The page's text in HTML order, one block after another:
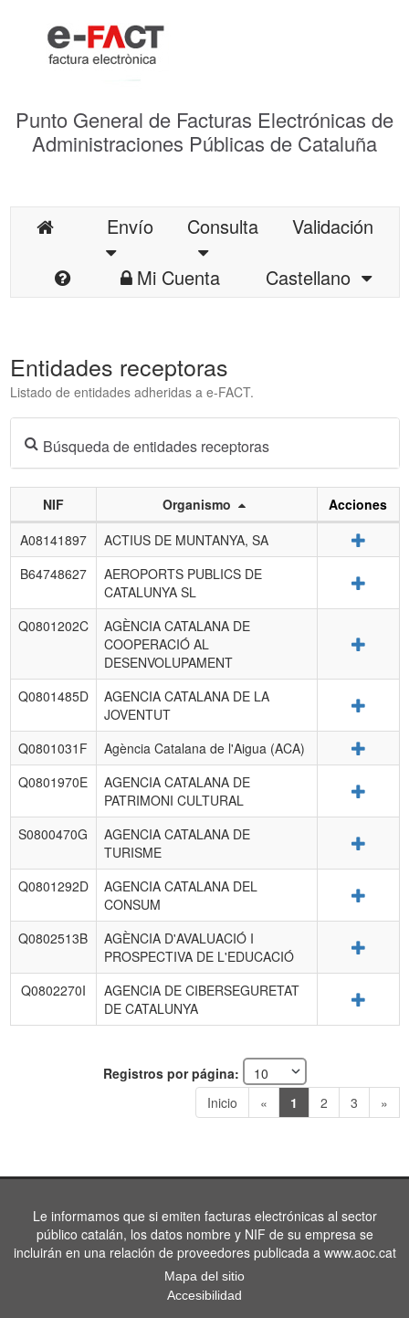
Punto General de Facturas Electrónicas de
Administraciones Públicas de Cataluña
Envío Consulta
Validación
Mi Cuenta
Castellano
Entidades receptoras
Listado de entidades adheridas a e-FACT.
Búsqueda de entidades receptoras
Listado
de
entidades
NIF Organismo
Acciones
A08141897
ACTIUS DE MUNTANYA, SA
B64748627
AEROPORTS PUBLICS DE
CATALUNYA SL
Q0801202C
AGÈNCIA CATALANA DE
COOPERACIÓ AL
DESENVOLUPAMENT
Q0801485D
AGENCIA CATALANA DE LA
JOVENTUT
Q0801031F Agència Catalana de l'Aigua (ACA)
Q0801970E
AGENCIA CATALANA DE
PATRIMONI CULTURAL
S0800470G
AGENCIA CATALANA DE
TURISME
Q0801292D
AGENCIA CATALANA DEL
CONSUM
Q0802513B
AGÈNCIA D'AVALUACIÓ I
PROSPECTIVA DE L'EDUCACIÓ
Q0802270I
AGENCIA DE CIBERSEGURETAT
DE CATALUNYA
Registros por página:
Inicio
« 1 2 3 »
Le informamos que si emiten facturas electrónicas al sector
público catalán, los datos nombre y NIF de su empresa se
incluirán en una relación de proveedores publicada a www.aoc.cat
Mapa del sitio
Accesibilidad